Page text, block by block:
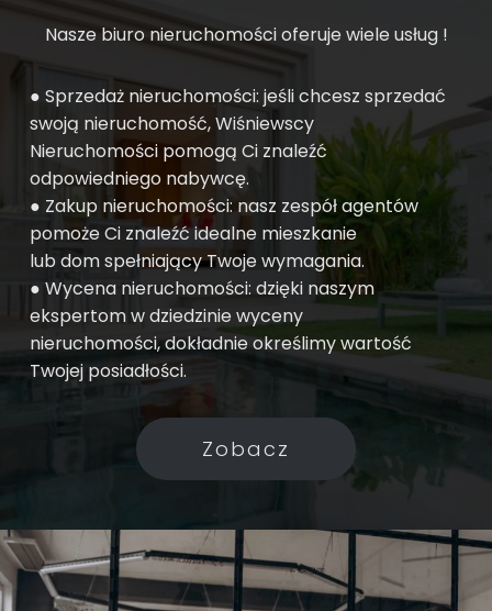
Nasze biuro nieruchomości oferuje wiele usług !
● Sprzedaż nieruchomości: jeśli chcesz sprzedać
swoją nieruchomość, Wiśniewscy
Nieruchomości pomogą Ci znaleźć
odpowiedniego nabywcę.
● Zakup nieruchomości: nasz zespół agentów
pomoże Ci znaleźć idealne mieszkanie
lub dom spełniający Twoje wymagania.
● Wycena nieruchomości: dzięki naszym
ekspertom w dziedzinie wyceny
nieruchomości, dokładnie określimy wartość
Twojej posiadłości.
Zobacz